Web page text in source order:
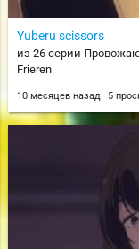
Yuberu scissors
из 26 серии
Frieren
10 месяцев назад 5